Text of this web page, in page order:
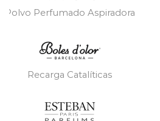
Polvo Perfumado Aspiradora
Recarga Catalíticas